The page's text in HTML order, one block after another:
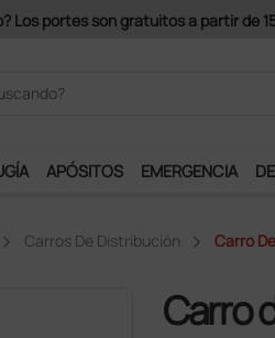
podrás disfrutar de muchos servicios
APÓSITOS EMERGENCIA
Carros De Distribución Carro
Carro